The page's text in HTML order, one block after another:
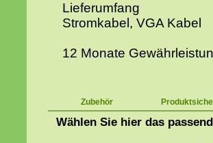
Lieferumfang
Stromkabel, VGA Kabel
12 Monate
Zubehör
Wählen Sie hier das